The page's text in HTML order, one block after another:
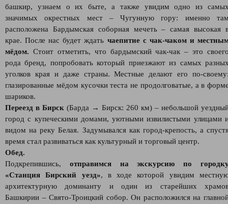
башкир, узнаем о их быте, а также увидим одно из
значимых окрестных мест – Чугунную гору: именно
расположена Бардымская соборная мечеть – самая высокая
крае. После нас будет ждать чаепитие с чак-чаком и
мёдом. Стоит отметить, что бардымский чак-чак – это
рода бренд, попробовать который приезжают из самых
уголков края и даже страны. Местные делают его по-
глазированные мёдом кусочки теста не продолговатые, а в
шариков.
Переезд в Бирск (Барда → Бирск: 260 км) – небольшой
город с купеческими домами, уютными извилистыми улицами
видом на реку Белая. Задумывался как город-крепость, а
время стал развиваться как культурный и торговый центр.
Обед.
Подкрепившись, отправимся на экскурсию по
«Станция Бирский уезд», в ходе которой увидим
архитектурную доминанту и один из старейших
Башкирии – Свято-Троицкий собор. Он расположился на